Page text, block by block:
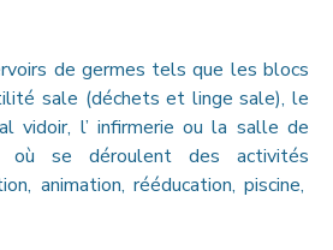
de germes tels que les blocs
sale (déchets et linge sale), le
vidoir, l’ infirmerie ou la salle de
se déroulent des activités
animation, rééducation, piscine,